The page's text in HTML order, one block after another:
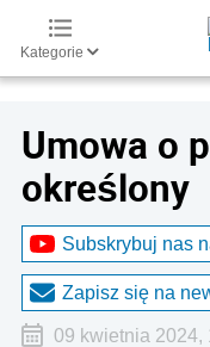
Kategorie
Umowa o
określony
Subskrybuj nas
Zapisz się na
09 kwietnia 2024,